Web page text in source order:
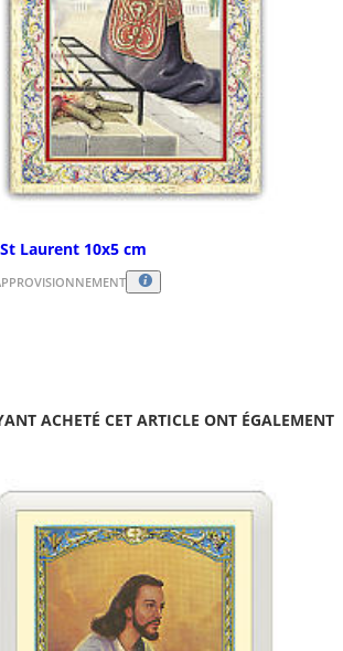
Laurent 10x5 cm
ACHETÉ CET ARTICLE ONT ÉGALEMENT